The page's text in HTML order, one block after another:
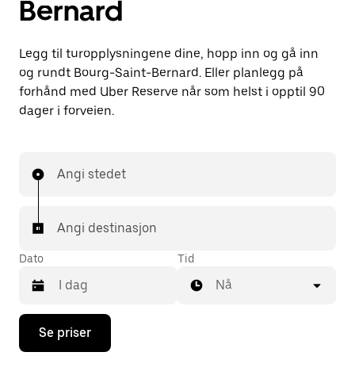
Bernard
Legg til turopplysningene dine, hopp inn og gå inn
og rundt Bourg-Saint-Bernard. Eller planlegg på
forhånd med Uber Reserve når som helst i opptil 90
dager i forveien.
Angi stedet
Angi destinasjon
Dato
Trykk
piltast
Tid
Nå
Se priser